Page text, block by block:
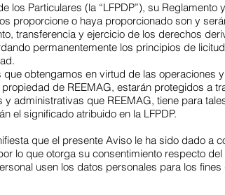
los Particulares (la “LFPDP”), su Reglamento
proporcione o haya proporcionado son y
transferencia y ejercicio de los derechos
permanentemente los principios de
obtengamos en virtud de las operaciones
de REEMAG, estarán protegidos a
administrativas que REEMAG, tiene para
el significado atribuido en la LFPDP.
que el presente Aviso le ha sido dado a
lo que otorga su consentimiento respecto del
usen los datos personales para los fines